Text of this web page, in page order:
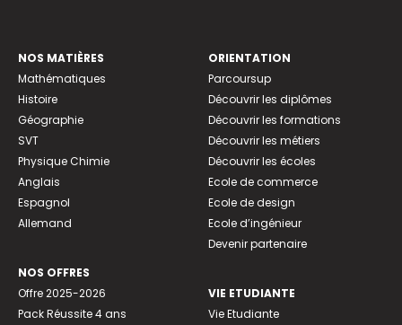
NOS MATIÈRES
Mathématiques
Histoire
Géographie
SVT
Physique Chimie
Anglais
Espagnol
Allemand
NOS OFFRES
Offre 2025-2026
Pack Réussite 4 ans
ORIENTATION
Parcoursup
Découvrir les diplômes
Découvrir les formations
Découvrir les métiers
Découvrir les écoles
Ecole de commerce
Ecole de design
Ecole d’ingénieur
Devenir partenaire
VIE ETUDIANTE
Vie Etudiante